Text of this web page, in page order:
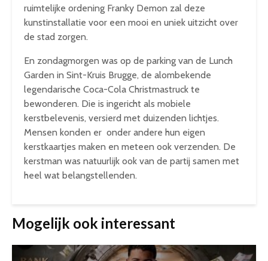
ruimtelijke ordening Franky Demon zal deze
kunstinstallatie voor een mooi en uniek uitzicht over
de stad zorgen.
En zondagmorgen was op de parking van de Lunch
Garden in Sint-Kruis Brugge, de alombekende
legendarische Coca-Cola Christmastruck te
bewonderen. Die is ingericht als mobiele
kerstbelevenis, versierd met duizenden lichtjes.
Mensen konden er onder andere hun eigen
kerstkaartjes maken en meteen ook verzenden. De
kerstman was natuurlijk ook van de partij samen met
heel wat belangstellenden.
Mogelijk ook interessant